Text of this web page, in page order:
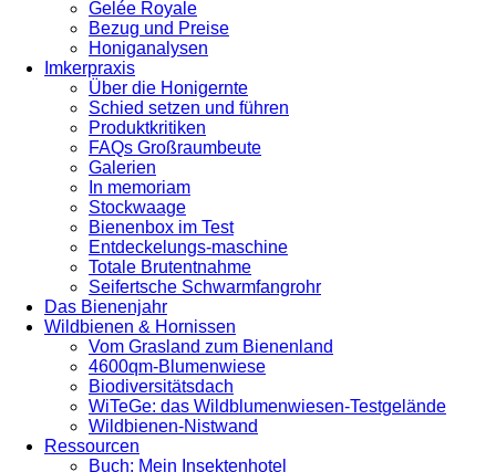
Gelée Royale
Bezug und Preise
Honiganalysen
Imkerpraxis
Über die Honigernte
Schied setzen und führen
Produktkritiken
FAQs Großraumbeute
Galerien
In memoriam
Stockwaage
Bienenbox im Test
Entdeckelungs-maschine
Totale Brutentnahme
Seifertsche Schwarmfangrohr
Das Bienenjahr
Wildbienen & Hornissen
Vom Grasland zum Bienenland
4600qm-Blumenwiese
Biodiversitätsdach
WiTeGe: das Wildblumenwiesen-Testgelände
Wildbienen-Nistwand
Ressourcen
Buch: Mein Insektenhotel